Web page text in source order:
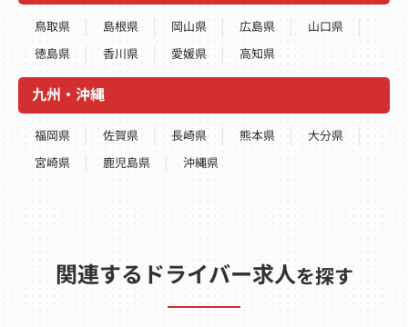
鳥取県 島根県 岡山県 広島県
山口県
徳島県
香川県 愛媛県 高知県
九州・沖縄
福岡県 佐賀県 長崎県 熊本県
大分県
宮崎県
鹿児島県 沖縄県
関連するドライバー求人を探す